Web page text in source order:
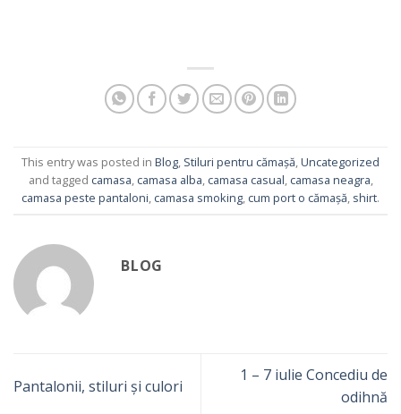
This entry was posted in Blog, Stiluri pentru cămașă,Uncategorized
and tagged camasa, camasa alba, camasa casual, camasa neagra,
camasa peste pantaloni, camasa smoking, cum port o cămașă, shirt.
BLOG
Pantalonii, stiluri și culori
1 – 7 iulie Concediu de
odihnă